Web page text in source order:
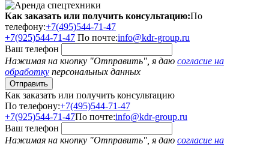
Как заказать или получить консультацию:По
телефону:+7(495)544-71-47
+7(925)544-71-47 По почте:info@kdr-group.ru
Ваш телефон
Нажимая на кнопку "Отправить", я даю согласие на
обработку персональных данных
Как заказать или получить консультацию
По телефону:+7(495)544-71-47
+7(925)544-71-47По почте:info@kdr-group.ru
Ваш телефон
Нажимая на кнопку "Отправить", я даю согласие на